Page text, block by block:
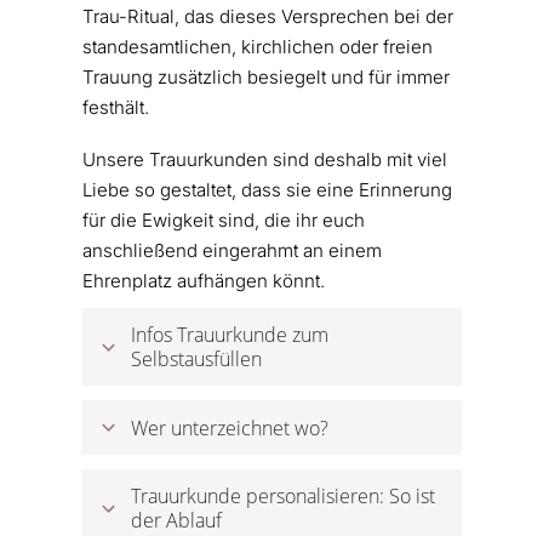
Trau-Ritual, das dieses Versprechen bei der
standesamtlichen, kirchlichen oder freien
Trauung zusätzlich besiegelt und für immer
festhält.
Unsere Trauurkunden sind deshalb mit viel
Liebe so gestaltet, dass sie eine Erinnerung
für die Ewigkeit sind, die ihr euch
anschließend eingerahmt an einem
Ehrenplatz aufhängen könnt.
Infos Trauurkunde zum
Selbstausfüllen
Wer unterzeichnet wo?
Trauurkunde personalisieren: So ist
der Ablauf